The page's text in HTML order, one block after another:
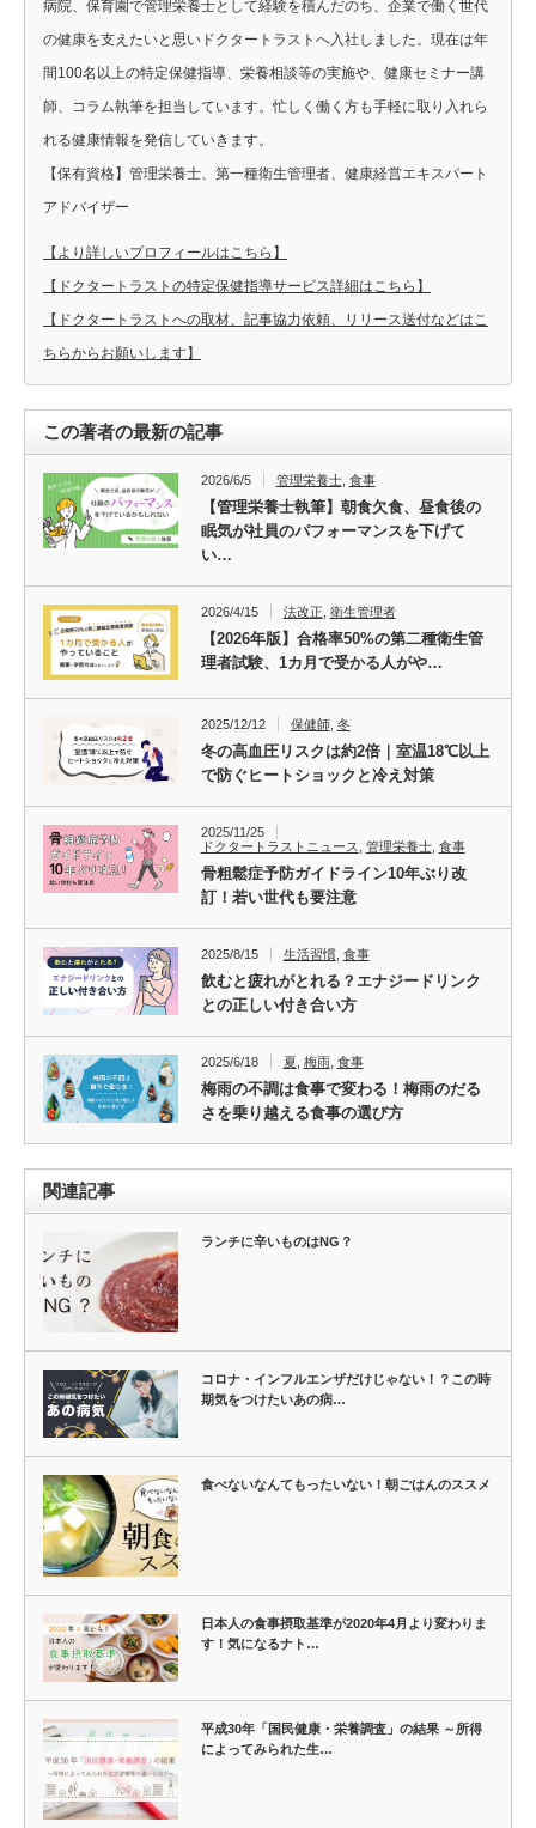
病院、保育園で管理栄養士として経験を積んだのち、企業で働く世代
の健康を支えたいと思いドクタートラストへ入社しました。現在は年
間100名以上の特定保健指導、栄養相談等の実施や、健康セミナー講
師、コラム執筆を担当しています。忙しく働く方も手軽に取り入れら
れる健康情報を発信していきます。
【保有資格】管理栄養士、第一種衛生管理者、健康経営エキスパート
アドバイザー
【より詳しいプロフィールはこちら】
【ドクタートラストの特定保健指導サービス詳細はこちら】
【ドクタートラストへの取材、記事協力依頼、リリース送付などはこ
ちらからお願いします】
この著者の最新の記事
2026/6/5 管理栄養士, 食事
【管理栄養士執筆】朝食欠食、昼食後の
眠気が社員のパフォーマンスを下げて
い…
2026/4/15 法改正 衛生管理者
【2026年版】合格率50%の第二種衛生管
理者試験、1カ月で受かる人がや…
2025/12/12 保健師, 冬
冬の高血圧リスクは約2倍｜室温18℃以上
で防ぐヒートショックと冷え対策
2025/11/25
ドクタートラストニュース
管理栄養士, 食事
骨粗鬆症予防ガイドライン10年ぶり改
訂！若い世代も要注意
2025/8/15 生活習慣, 食事
飲むと疲れがとれる？エナジードリンク
との正しい付き合い方
2025/6/18 夏 梅雨, 食事
梅雨の不調は食事で変わる！梅雨のだる
さを乗り越える食事の選び方
関連記事
ランチに辛いものはNG？
コロナ・インフルエンザだけじゃない！？この時
期気をつけたいあの病…
食べないなんてもったいない！朝ごはんのススメ
日本人の食事摂取基準が2020年4月より変わりま
す！気になるナト…
平成30年「国民健康・栄養調査」の結果 ～所得
によってみられた生…